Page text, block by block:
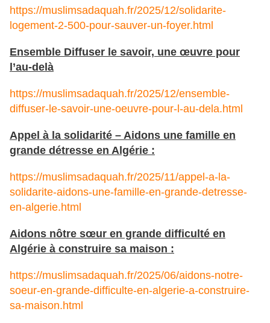
https://muslimsadaquah.fr/2025/12/solidarite-
logement-2-500-pour-sauver-un-foyer.html
Ensemble Diffuser le savoir, une œuvre pour
l’au-delà
https://muslimsadaquah.fr/2025/12/ensemble-
diffuser-le-savoir-une-oeuvre-pour-l-au-dela.html
Appel à la solidarité – Aidons une famille en
grande détresse en Algérie :
https://muslimsadaquah.fr/2025/11/appel-a-la-
solidarite-aidons-une-famille-en-grande-detresse-
en-algerie.html
Aidons nôtre sœur en grande difficulté en
Algérie à construire sa maison :
https://muslimsadaquah.fr/2025/06/aidons-notre-
soeur-en-grande-difficulte-en-algerie-a-construire-
sa-maison.html